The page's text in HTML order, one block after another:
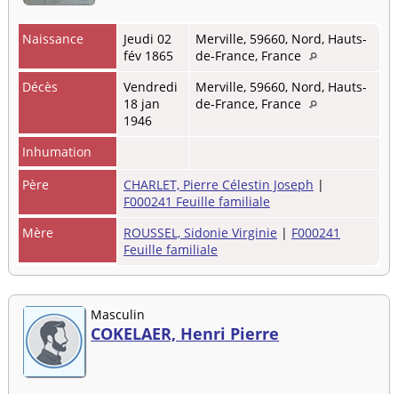
Naissance
Jeudi 02
fév 1865
Merville, 59660, Nord, Hauts-
de-France, France
Décès
Vendredi
18 jan
1946
Merville, 59660, Nord, Hauts-
de-France, France
Inhumation
Père
CHARLET, Pierre Célestin Joseph |
F000241 Feuille familiale
Mère
ROUSSEL, Sidonie Virginie | F000241
Feuille familiale
Masculin
COKELAER, Henri Pierre